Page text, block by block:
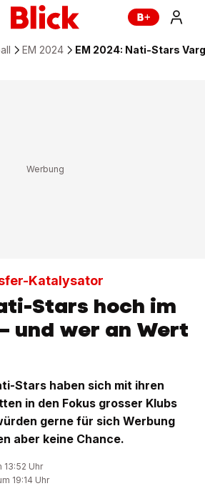
EM 2024 EM 2024: Nati-Stars
Katalysator
Stars hoch im
und wer an Wert
Stars haben sich mit ihren
in den Fokus grosser Klubs
gerne für sich Werbung
aber keine Chance.
13:52 Uhr
19:14 Uhr